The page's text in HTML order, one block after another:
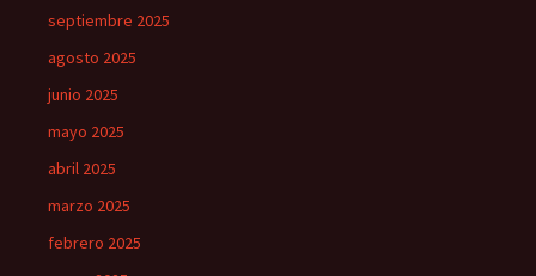
septiembre 2025
agosto 2025
junio 2025
mayo 2025
abril 2025
marzo 2025
febrero 2025